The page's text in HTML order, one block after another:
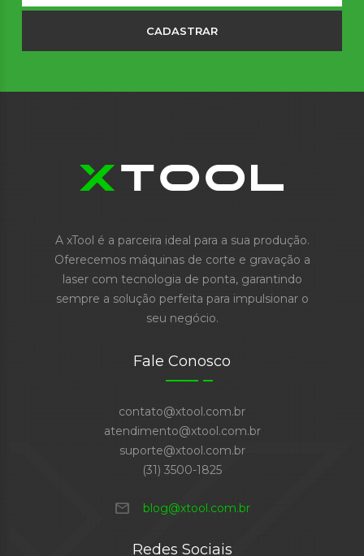
CADASTRAR
A xTool é a parceira ideal para a sua produção.
Oferecemos máquinas de corte e gravação a
laser com tecnologia de ponta, garantindo
sempre a solução perfeita para impulsionar o
seu negócio.
Fale Conosco
contato@xtool.com.br
atendimento@xtool.com.br
suporte@xtool.com.br
(31) 3500-1825
mail blog@xtool.com.br
Redes Sociais